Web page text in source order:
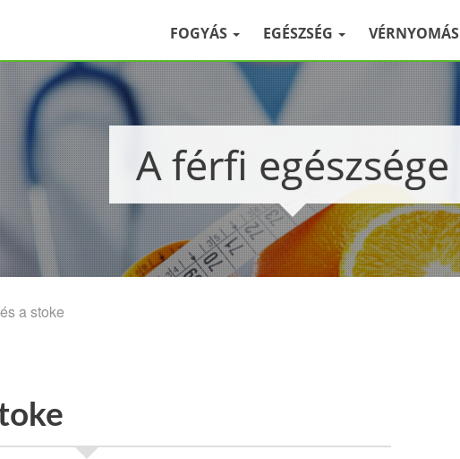
FOGYÁS EGÉSZSÉG VÉRNYOMÁS
A férfi egészsége
a stoke